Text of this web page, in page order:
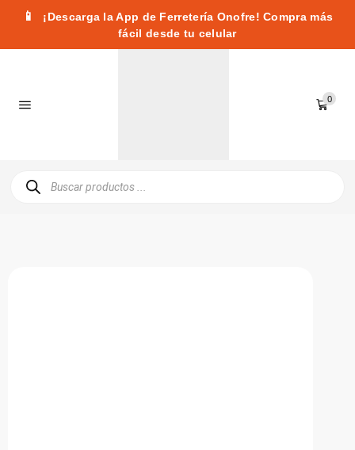
📱
¡Descarga la App de Ferretería Onofre! Compra más
fácil desde tu celular
0